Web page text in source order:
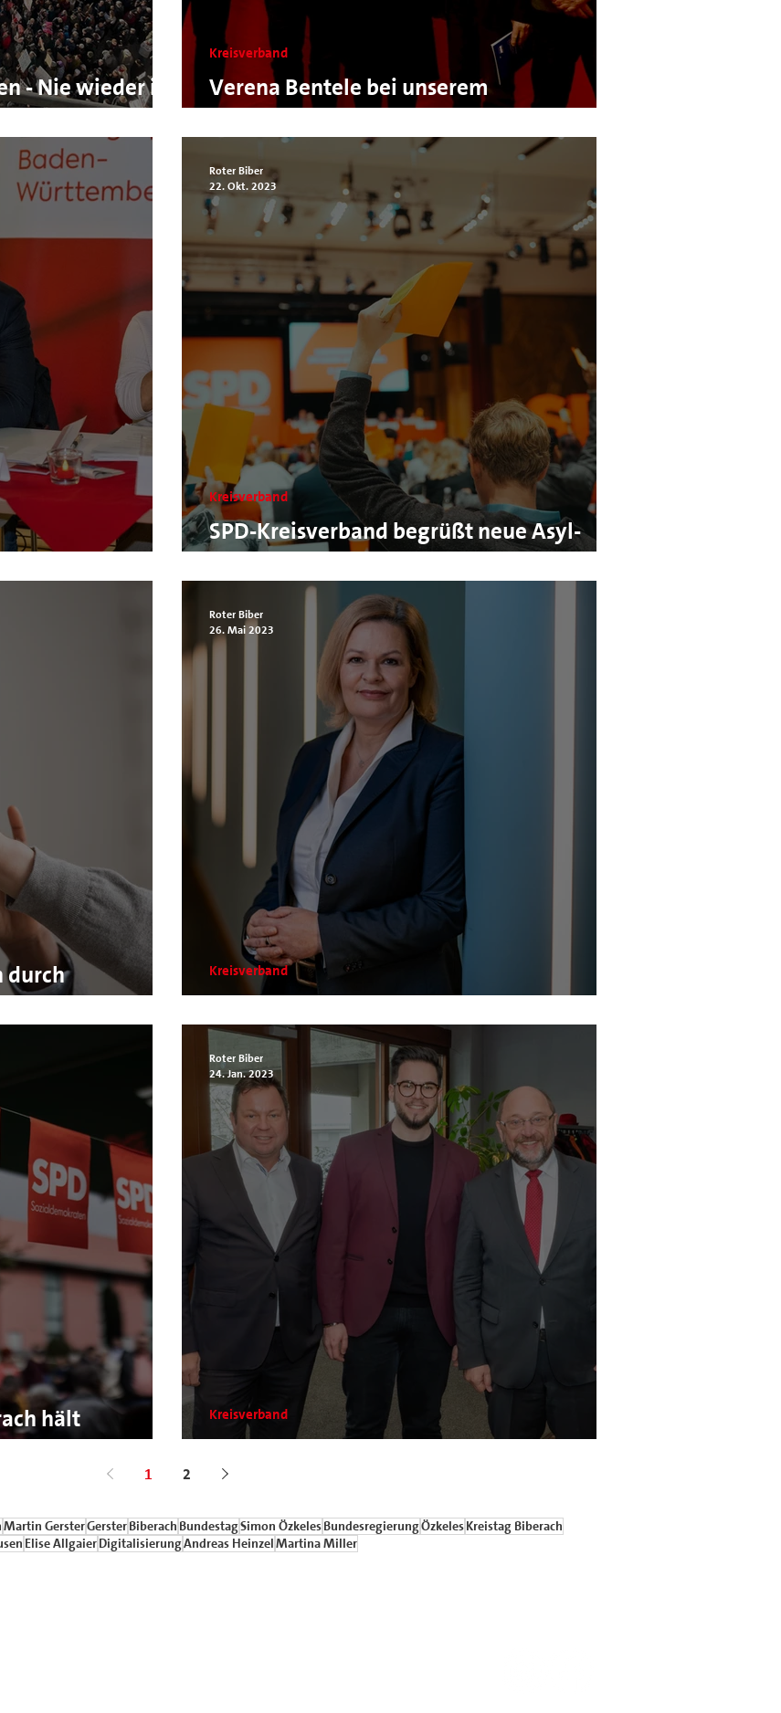
- Nie wieder ist
Verena Bentele bei unserem
Neujahrsempfang 2024!
Kreisverband
Mesarosch
SPD-Kreisverband begrüßt neue Asyl-
Position der Landespartei!
Kreisverband
Roter Biber
22. Okt. 2023
durch
Nancy Faser kommt nach Laupheim!
Kreisverband
Roter Biber
26. Mai 2023
hält
ab
Neujahrsempfang 2023 mit Martin Schulz
Kreisverband
Roter Biber
24. Jan. 2023
1 2
Martin GersterGersterBiberach BundestagSimon ÖzkelesBundesregierungÖzkelesKreistag Biberach
Elise AllgaierDigitalisierungAndreas HeinzelMartina Miller